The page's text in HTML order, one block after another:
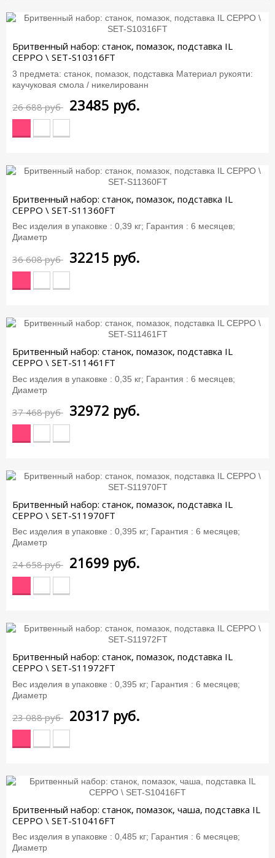
Бритвенный набор: станок, помазок, подставка IL
CEPPO \ SET-S10316FT
3 предмета: станок, помазок, подставка Материал рукояти:
каучуковая смола / никелированн
26 688 руб 23485 руб.
Бритвенный набор: станок, помазок, подставка IL
CEPPO \ SET-S11360FT
Вес изделия в упаковке : 0,39 кг; Гарантия : 6 месяцев;
Диаметр
36 608 руб 32215 руб.
Бритвенный набор: станок, помазок, подставка IL
CEPPO \ SET-S11461FT
Вес изделия в упаковке : 0,35 кг; Гарантия : 6 месяцев;
Диаметр
37 468 руб 32972 руб.
Бритвенный набор: станок, помазок, подставка IL
CEPPO \ SET-S11970FT
Вес изделия в упаковке : 0,395 кг; Гарантия : 6 месяцев;
Диаметр
24 658 руб 21699 руб.
Бритвенный набор: станок, помазок, подставка IL
CEPPO \ SET-S11972FT
Вес изделия в упаковке : 0,395 кг; Гарантия : 6 месяцев;
Диаметр
23 088 руб 20317 руб.
Бритвенный набор: станок, помазок, чаша, подставка IL
CEPPO \ SET-S10416FT
Вес изделия в упаковке : 0,485 кг; Гарантия : 6 месяцев;
Диаметр